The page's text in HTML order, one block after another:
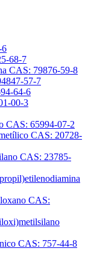
6
68-7
CAS: 79876-59-8
57-7
64-6
00-3
CAS: 65994-07-2
CAS: 20728-
CAS: 23785-
CAS:
CAS: 757-44-8